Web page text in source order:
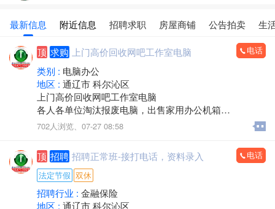
最新信息 附近信息 招聘求职 房屋商铺 公告拍卖 生
顶 求购 上门高价回收网吧工作室电脑 电话
类别 : 电脑办公
地区 : 通辽市 科尔沁区
上门高价回收网吧工作室电脑
各人各单位淘汰报废电脑，出售家用办公机箱
游 戏机箱，二手全新都有
支持旧机器置换
出售19-32显示器
电话/微信：15248358227
702人浏览、 07-27 08:58
顶 招聘 招聘正常班-接打电话，资料录入
电话
法定节假 双休
招聘行业 : 金融保险
地区 : 通辽市 科尔沁区